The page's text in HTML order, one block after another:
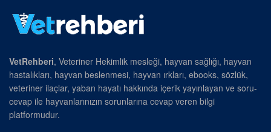
VetRehberi, Veteriner Hekimlik mesleği, hayvan sağlığı, hayvan
hastalıkları, hayvan beslenmesi, hayvan ırkları, ebooks, sözlük,
veteriner ilaçlar, yaban hayatı hakkında içerik yayınlayan ve soru-
cevap ile hayvanlarınızın sorunlarına cevap veren bilgi
platformudur.